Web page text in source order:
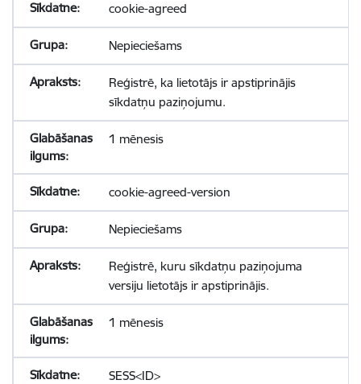
cookie-agreed
Nepieciešams
Reģistrē, ka lietotājs ir apstiprinājis
sīkdatņu paziņojumu.
1 mēnesis
cookie-agreed-version
Nepieciešams
Reģistrē, kuru sīkdatņu paziņojuma
versiju lietotājs ir apstiprinājis.
1 mēnesis
SESS<ID>